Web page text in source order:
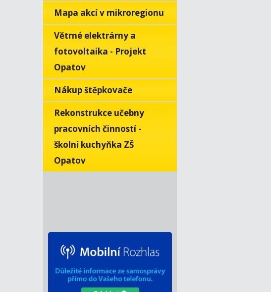
Mapa akcí v mikroregionu
Větrné elektrárny a
fotovoltaika - Projekt
Opatov
Nákup štěpkovače
Rekonstrukce učebny
pracovních činností -
školní kuchyňka ZŠ
Opatov